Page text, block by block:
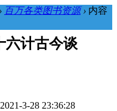
› 百万各类图书资源 › 内容
六计古今谈
2021-3-28 23:36:28